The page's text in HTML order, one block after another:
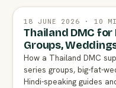
18 JUNE 2026 · 10
Thailand DMC
Groups,
How a Thailand DMC
series groups, big-fat-
Hindi-speaking guides